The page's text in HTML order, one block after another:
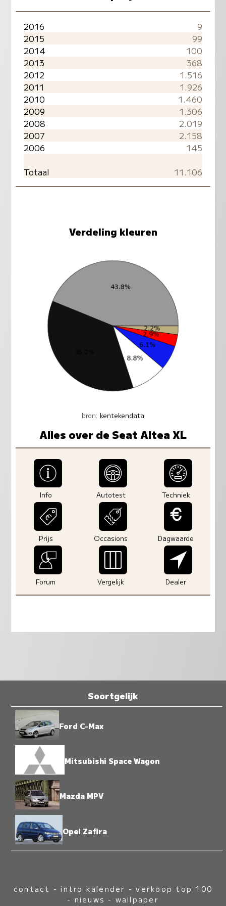
2016
9
2015
99
2014
100
2013
368
2012
1.516
2011
1.926
2010
1.460
2009
1.306
2008
2.019
2007
2.158
2006
145
Totaal
11.106
Verdeling kleuren
bron: kentekendata
Alles over de Seat Altea XL
Info Autotest Techniek
Prijs Occasions Dagwaarde
Forum Vergelijk Dealer
Soortgelijk
Ford C-Max
Mitsubishi Space Wagon
Mazda MPV
Opel Zafira
contact -intro kalender -verkoop top 100
- nieuws - wallpaper